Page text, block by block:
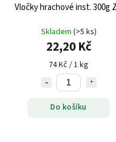
Vločky hrachové inst. 300g
Skladem (>5 ks)
22,20 Kč
74 Kč / 1 kg
Do košíku